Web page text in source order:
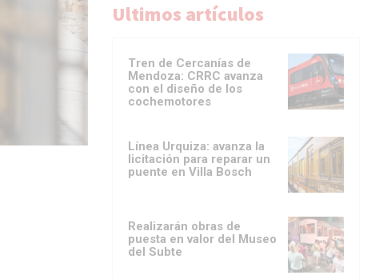
Ultimos artículos
Tren de Cercanías de
Mendoza: CRRC avanza
con el diseño de los
cochemotores
Línea Urquiza: avanza la
licitación para reparar un
puente en Villa Bosch
Realizarán obras de
puesta en valor del Museo
del Subte